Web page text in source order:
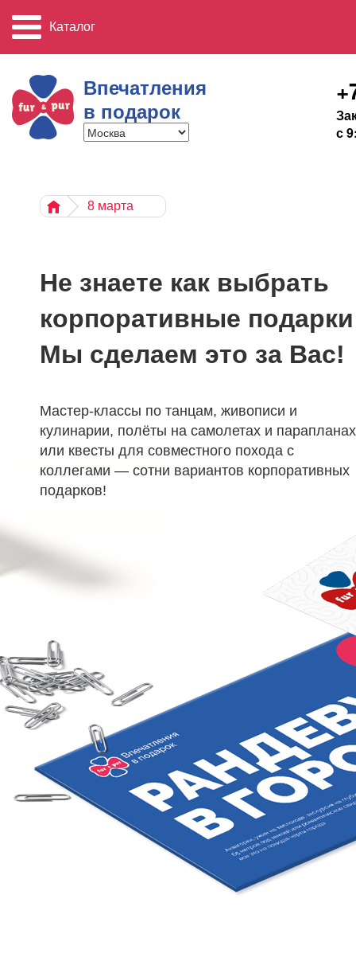
Каталог
Впечатления
в подарок
с
8 марта
Не знаете как выбрать
корпоративные
Мы сделаем это за Вас!
Мастер-классы по танцам, живописи и
кулинарии, полёты на самолетах и парапланах
или квесты для совместного похода с
коллегами — сотни вариантов корпоративных
подарков!